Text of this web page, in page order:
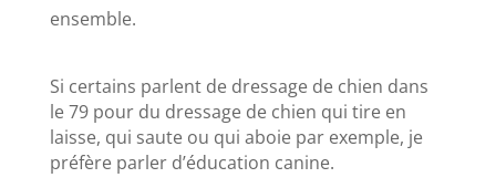
ensemble.
Si certains parlent de dressage de chien dans
le 79 pour du dressage de chien qui tire en
laisse, qui saute ou qui aboie par exemple, je
préfère parler d’éducation canine.